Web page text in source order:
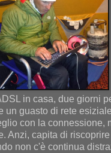
in casa, due giorni
un guasto di rete
con la connessione,
Anzi, capita di
non c'è continua